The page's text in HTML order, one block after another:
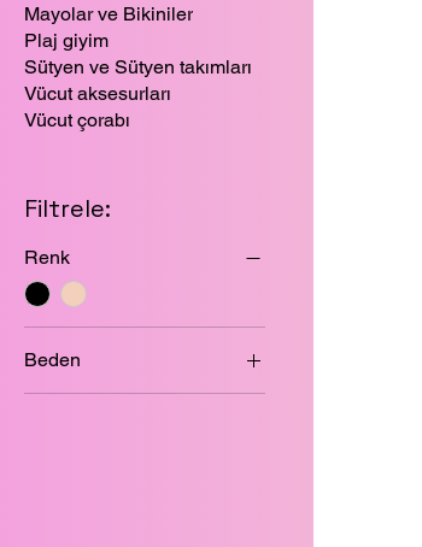
Mayolar ve Bikiniler
Plaj giyim
Sütyen ve Sütyen takımları
Vücut aksesurları
Vücut çorabı
Filtrele:
Renk
Beden
L